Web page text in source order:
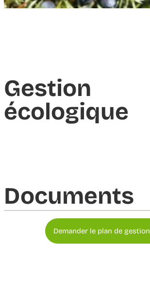
Gestion
écologique
Documents​
Demander le plan de gestion